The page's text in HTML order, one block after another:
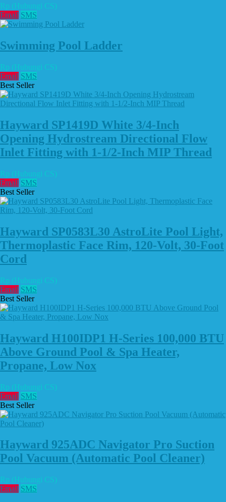
Rp (Hubungi CS)
Email SMS
Swimming Pool Ladder
Rp (Hubungi CS)
Email SMS
Best Seller
Hayward SP1419D White 3/4-Inch
Opening Hydrostream Directional Flow
Inlet Fitting with 1-1/2-Inch MIP Thread
Rp (Hubungi CS)
Email SMS
Best Seller
Hayward SP0583L30 AstroLite Pool Light,
Thermoplastic Face Rim, 120-Volt, 30-Foot
Cord
Rp (Hubungi CS)
Email SMS
Best Seller
Hayward H100IDP1 H-Series 100,000 BTU
Above Ground Pool & Spa Heater,
Propane, Low Nox
Rp (Hubungi CS)
Email SMS
Best Seller
Hayward 925ADC Navigator Pro Suction
Pool Vacuum (Automatic Pool Cleaner)
Rp (Hubungi CS)
Email SMS